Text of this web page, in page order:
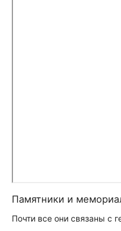
Памятники и
Почти все они связаны с